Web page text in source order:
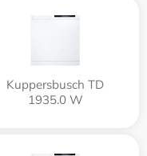
Kuppersbusch TD
1935.0 W